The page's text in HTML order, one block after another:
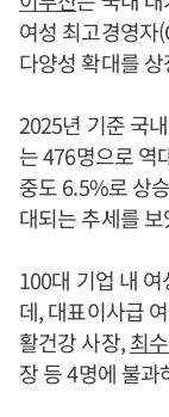
여성 최고경영자
다양성 확대를
2025년 기준 국
는 476명으로 역
중도 6.5%로 상
대되는 추세를 보
100대 기업 내
데, 대표이사급
활건강 사장,최
장 등 4명에 불과